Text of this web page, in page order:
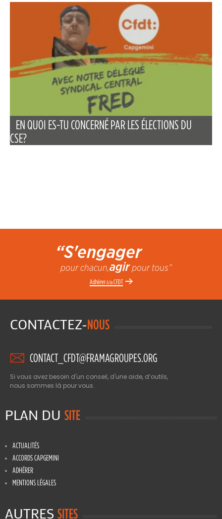
EN QUOI ES-TU CONCERNÉ PAR LES ÉLECTIONS DU
CSE?
“S'engager
pour chacun,agirpour tous”
Adhérerà laCFDT
CONTACTEZ-NOUS
CONTACT_CFDT@FRAMAGROUPES.ORG
Si vous avez besoin d'un conseil, d'une aide, d’outils,
nous sommes là pour vous.
PLAN DU SITE
ACTUALITÉS
ACCORDS CAPGEMINI
ADHÉRER
MENTIONS LÉGALES
AUTRES SITES